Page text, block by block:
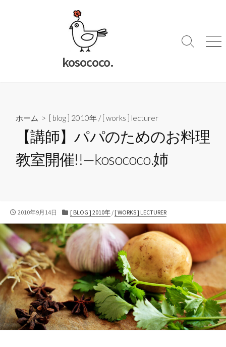
ス
kosococo.
検
メ
ホーム > [ blog ] 2010年 / [ works ] lecturer
【講師】パパのためのお料理
教室開催!!—kosococo.姉
公
日
2010年9月14日
カ
ゴ
リ
[ BLOG ] 2010年/ [ WORKS ] LECTURER